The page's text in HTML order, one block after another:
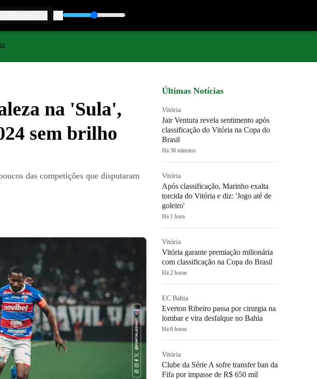
na 'Sula',
sem brilho
das competições que disputaram
Últimas Notícias
Vitória
Jair Ventura revela sentimento após
classificação do Vitória na Copa do
Brasil
Há 36 minutos
Vitória
Após classificação, Marinho exalta
torcida do Vitória e diz: 'Jogo até de
goleiro'
Há 1 hora
Vitória
Vitória garante premiação milionária
com classificação na Copa do Brasil
Há 2 horas
EC Bahia
Everton Ribeiro passa por cirurgia na
lombar e vira desfalque no Bahia
Há 6 horas
Vitória
Clube da Série A sofre transfer ban da
Fifa por impasse de R$ 650 mil